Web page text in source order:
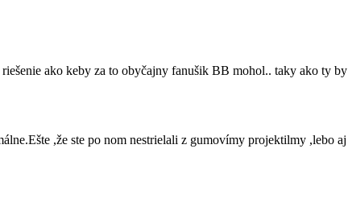
ako keby za to obyčajny fanušik BB mohol.. taky ako ty
,že ste po nom nestrielali z gumovímy projektilmy ,lebo